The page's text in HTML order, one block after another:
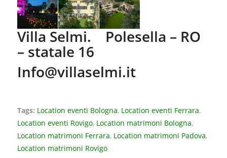
Villa Selmi. Polesella – RO
– statale 16
Info@villaselmi.it
Tags: Location eventi Bologna, Location eventi Ferrara,
Location eventi Rovigo, Location matrimoni Bologna,
Location matrimoni Ferrara, Location matrimoni Padova,
Location matrimoni Rovigo